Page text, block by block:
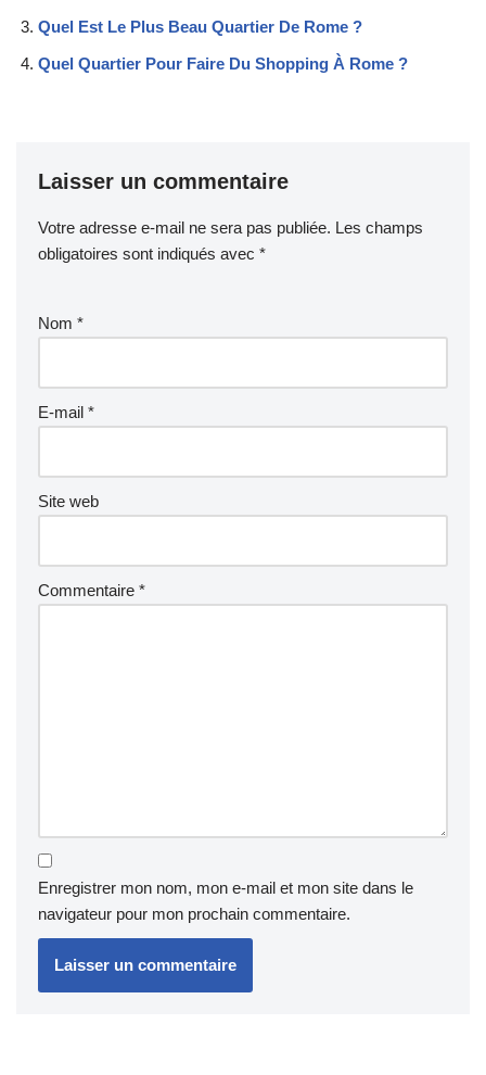
Quel Est Le Plus Beau Quartier De Rome ?
Quel Quartier Pour Faire Du Shopping À Rome ?
Laisser un commentaire
Votre adresse e-mail ne sera pas publiée. Les champs
obligatoires sont indiqués avec *
Nom *
E-mail *
Site web
Commentaire *
Enregistrer mon nom, mon e-mail et mon site dans le
navigateur pour mon prochain commentaire.